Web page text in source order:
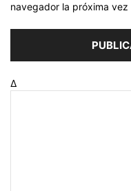
navegador la próxima
Δ